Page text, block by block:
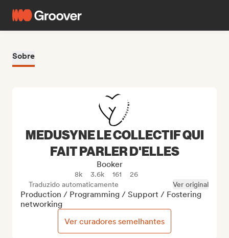
Sobre
MEDUSYNE LE COLLECTIF QUI
FAIT PARLER D'ELLES
Booker
8k 3.6k 161
26
Traduzido automaticamente
Ver original
Production / Programming / Support / Fostering
networking
Ver curadores semelhantes